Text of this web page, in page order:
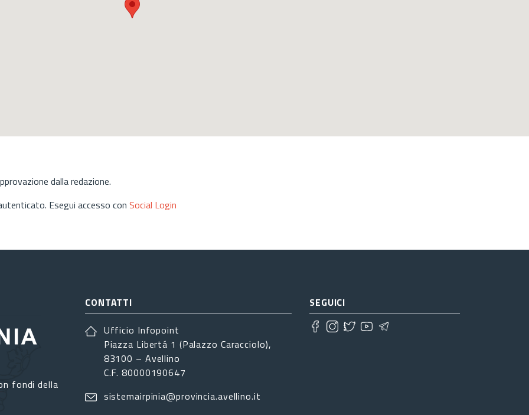
dalla redazione.
Esegui accesso con Social Login
fondi della
CONTATTI
Ufficio Infopoint
Piazza Libertá 1 (Palazzo Caracciolo),
83100 – Avellino
C.F. 80000190647
sistemairpinia@provincia.avellino.it
SEGUICI